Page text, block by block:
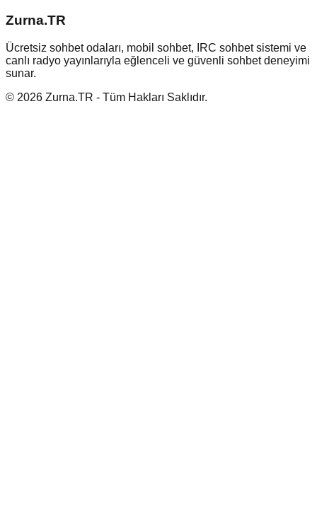
Zurna.TR
Ücretsiz sohbet odaları, mobil sohbet, IRC sohbet sistemi ve
canlı radyo yayınlarıyla eğlenceli ve güvenli sohbet deneyimi
sunar.
© 2026 Zurna.TR - Tüm Hakları Saklıdır.